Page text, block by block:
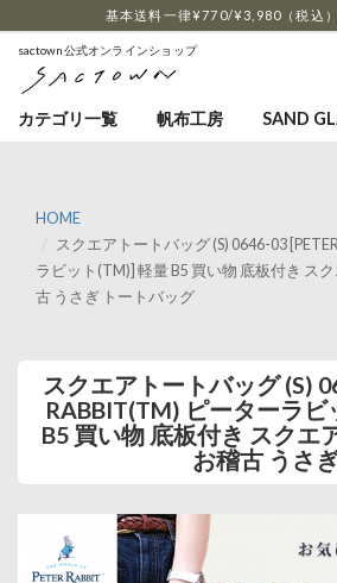
基本送料一律¥770/¥3,980（税込
sactown公式オンラインショップ
カテゴリ一覧 帆布工房 SAND
HOME
スクエアトートバッグ (S) 0646-03
ラビット(TM)] 軽量 B5 買い物 底板付き ス
古 うさぎ トートバッグ
スクエアトートバッグ (S)
RABBIT(TM) ピーターラ
B5 買い物 底板付き スクエ
お稽古 うさ